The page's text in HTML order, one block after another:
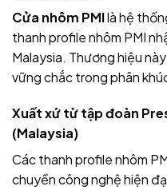
Cửa nhôm PMIlà hệ
thanh profile nhôm PMI
Malaysia. Thương hiệu
vững chắc trong phân
Xuất xứ từ tập đoàn
(Malaysia)
Các thanh profile nhôm
chuyền công nghệ hiện